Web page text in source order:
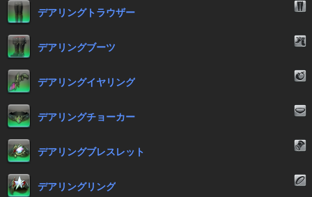
デアリングトラウザー
デアリングブーツ
デアリングイヤリング
デアリングチョーカー
デアリングブレスレット
デアリングリング